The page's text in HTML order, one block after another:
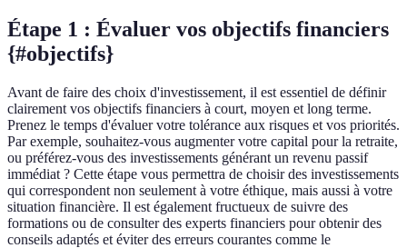
Étape 1 : Évaluer vos objectifs financiers
{#objectifs}
Avant de faire des choix d'investissement, il est essentiel de définir
clairement vos objectifs financiers à court, moyen et long terme.
Prenez le temps d'évaluer votre tolérance aux risques et vos priorités.
Par exemple, souhaitez-vous augmenter votre capital pour la retraite,
ou préférez-vous des investissements générant un revenu passif
immédiat ? Cette étape vous permettra de choisir des investissements
qui correspondent non seulement à votre éthique, mais aussi à votre
situation financière. Il est également fructueux de suivre des
formations ou de consulter des experts financiers pour obtenir des
conseils adaptés et éviter des erreurs courantes comme le